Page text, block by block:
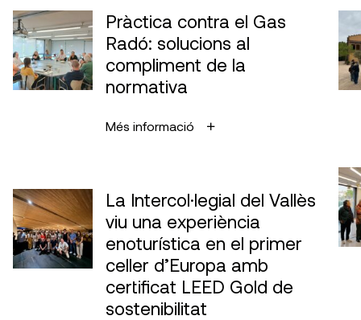
Com arribar
Pràctica contra el Gas
Radó: solucions al
compliment de la
normativa
Més informació
La Intercol·legial del Vallès
viu una experiència
enoturística en el primer
celler d’Europa amb
certificat LEED Gold de
sostenibilitat